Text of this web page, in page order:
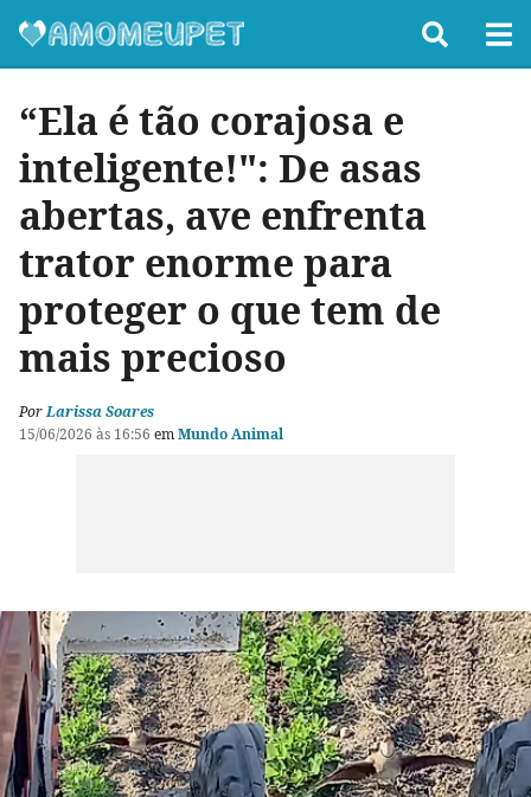
“Ela é tão corajosa e
inteligente!": De asas
abertas, ave enfrenta
trator enorme para
proteger o que tem de
mais precioso
PorLarissa Soares
15/06/2026 às 16:56 emMundo Animal